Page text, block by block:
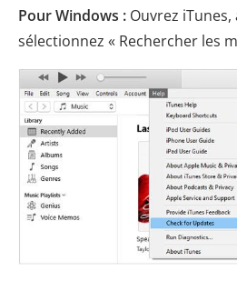
Pour Windows : Ouvrez iTunes,
sélectionnez « Rechercher les